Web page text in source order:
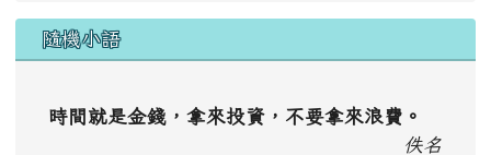
隨機小語
時間就是金錢，拿來投資，不要拿來浪費。
佚名